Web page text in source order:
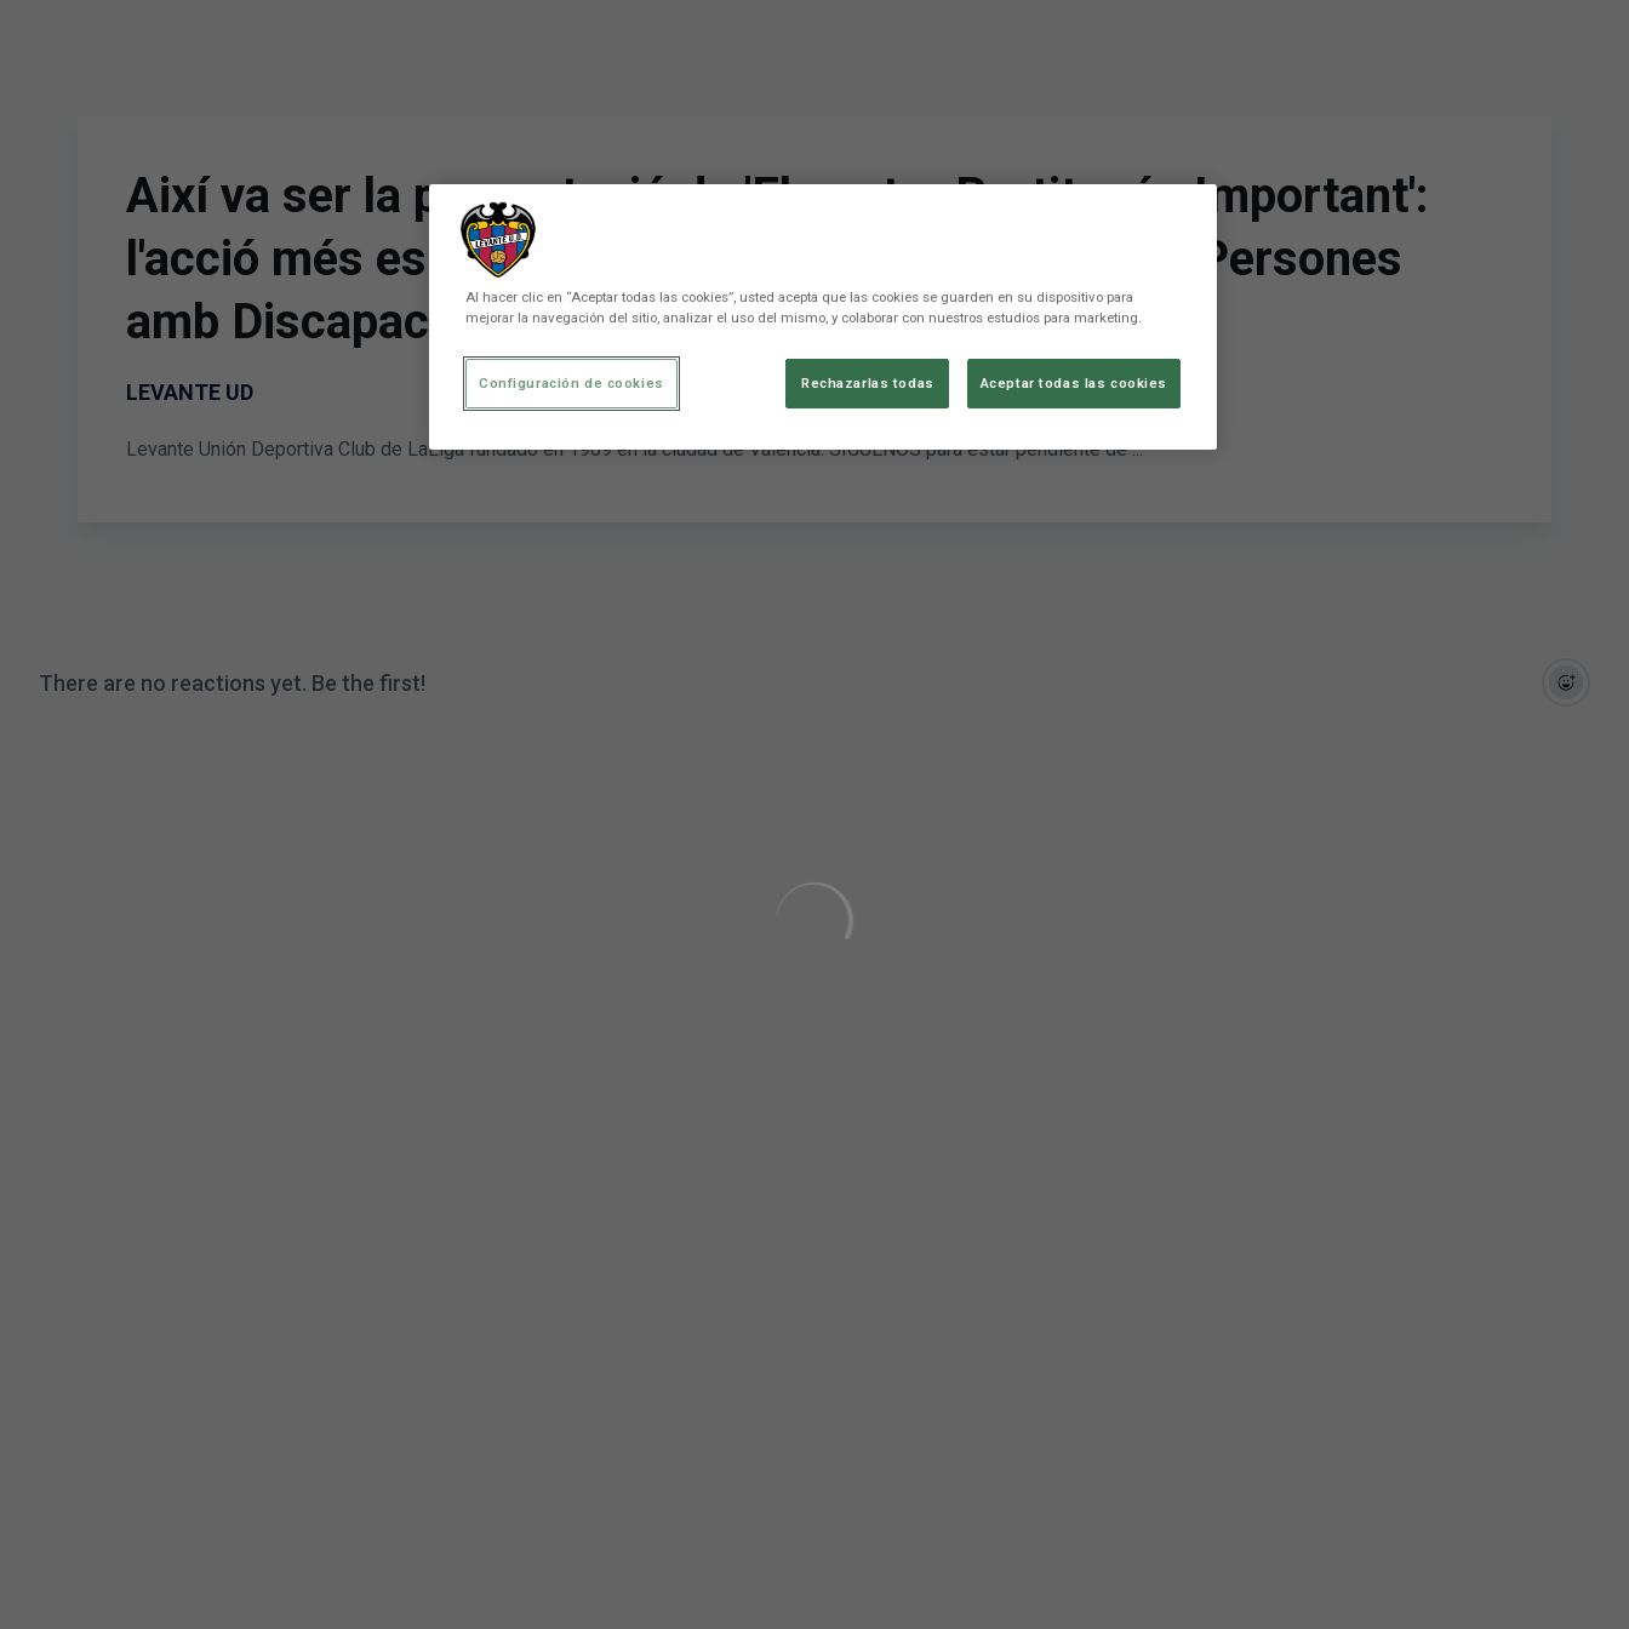
Així va ser la presentació de 'El nostre Partit més Important':
l'acció més especial del Levante UD pel Dia de les Persones
amb Discapacitat
LEVANTE UD
Levante Unión Deportiva Club de LaLiga fundado en 1909 en la ciudad de Valencia. SÍGUENOS para estar pendiente de ...
There are no reactions yet. Be the first!
Al hacer clic en “Aceptar todas las cookies”, usted acepta que las cookies se guarden en su dispositivo para
mejorar la navegación del sitio, analizar el uso del mismo, y colaborar con nuestros estudios para marketing.
Rechazarlas todas Aceptar todas las cookies
Configuración de cookies